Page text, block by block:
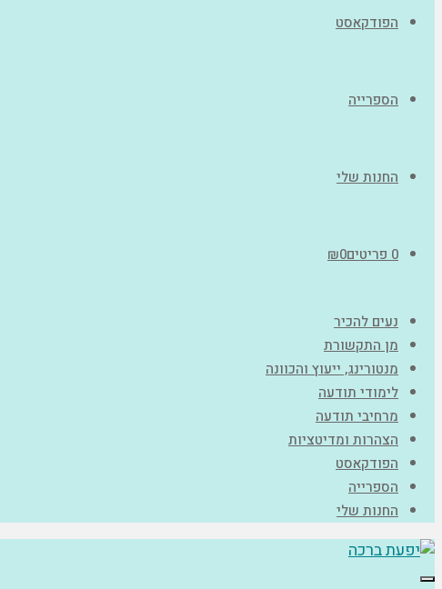
הפודקאסט
הספרייה
החנות שלי
0 פריטים ₪0
נעים להכיר
מן התקשורת
מנטורינג, ייעוץ והכוונה
לימודי תודעה
מרחיבי תודעה
הצהרות ומדיטציות
הפודקאסט
הספרייה
החנות שלי
תפריט